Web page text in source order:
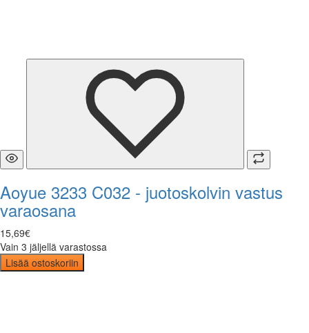
Aoyue 3233 C032 - juotoskolvin vastus
varaosana
15,69€
Vain 3 jäljellä varastossa
Lisää ostoskoriin